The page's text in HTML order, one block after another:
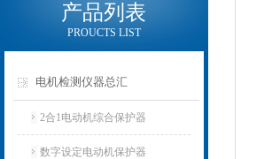
产品列表
PROUCTS LIST
电机检测仪器总汇
2合1电动机综合保护器
数字设定电动机保护器